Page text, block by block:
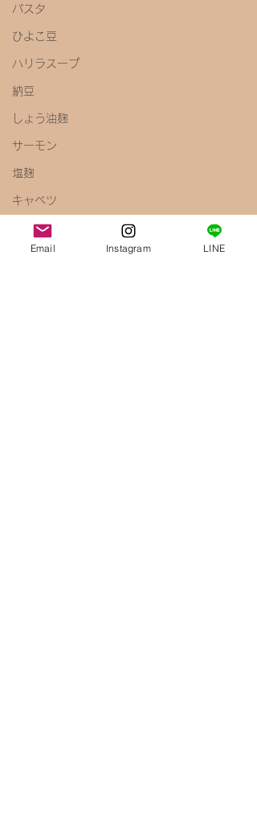
パスタ
ひよこ豆
ハリラスープ
納豆
しょう油麹
サーモン
塩麹
キャベツ
ペペロンチーノ
しょう油
Email Instagram LINE